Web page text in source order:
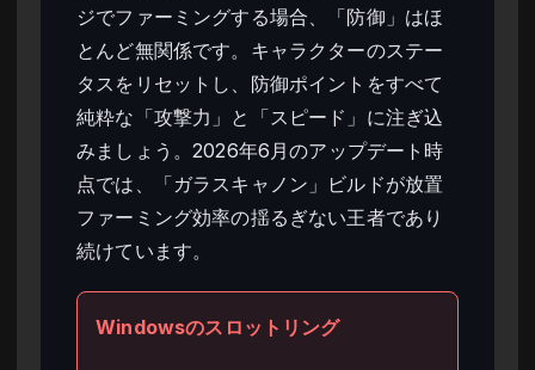
ジでファーミングする場合、「防御」はほ
とんど無関係です。キャラクターのステー
タスをリセットし、防御ポイントをすべて
純粋な「攻撃力」と「スピード」に注ぎ込
みましょう。2026年6月のアップデート時
点では、「ガラスキャノン」ビルドが放置
ファーミング効率の揺るぎない王者であり
続けています。
Windowsのスロットリング